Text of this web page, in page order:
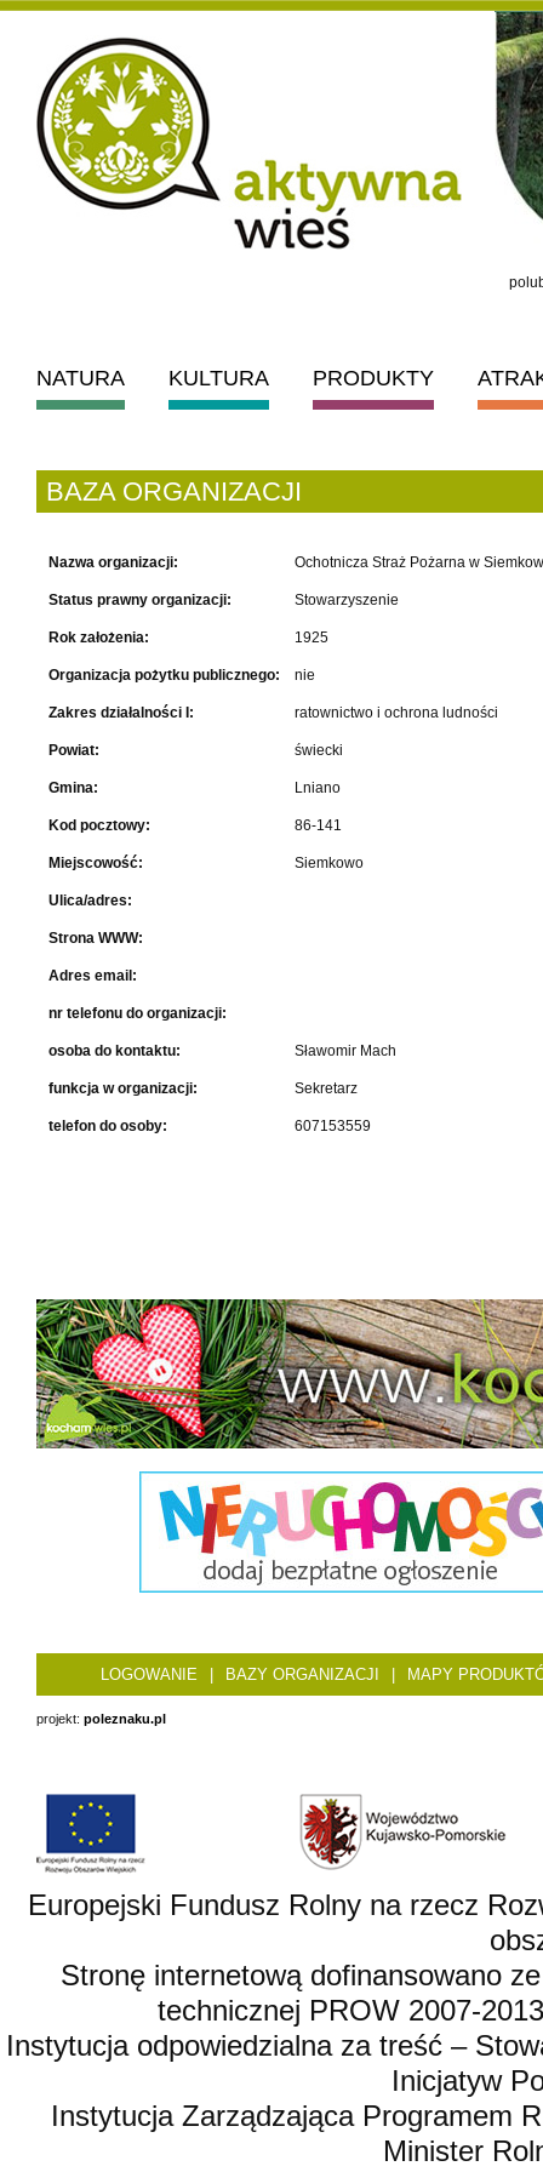
NATURA KULTURA PRODUKTY
BAZA ORGANIZACJI
Nazwa organizacji: Ochotnicza Straż Pożarna w
Status prawny organizacji: Stowarzyszenie
Rok założenia: 1925
Organizacja pożytku publicznego: nie
Zakres działalności I: ratownictwo i ochrona ludności
Powiat: świecki
Gmina: Lniano
Kod pocztowy: 86-141
Miejscowość: Siemkowo
Ulica/adres:
Strona WWW:
Adres email:
nr telefonu do organizacji:
osoba do kontaktu: Sławomir Mach
funkcja w organizacji: Sekretarz
telefon do osoby: 607153559
LOGOWANIE BAZY ORGANIZACJI MAPY
projekt: poleznaku.pl
Europejski Fundusz Rolny na rzecz
Stronę internetową dofinansowano
technicznej PROW 2007-
Instytucja odpowiedzialna za treść –
Inicjatyw
Instytucja Zarządzająca Programem
Minister